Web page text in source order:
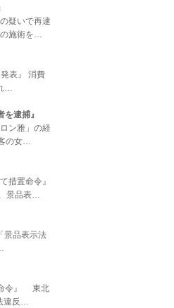
疑いで再逮
の施術を…
表』 消費
…
逮捕』
ン雅」の経
の女…
措置命令』
景品表…
景品表示法
命令』 東北
違反…